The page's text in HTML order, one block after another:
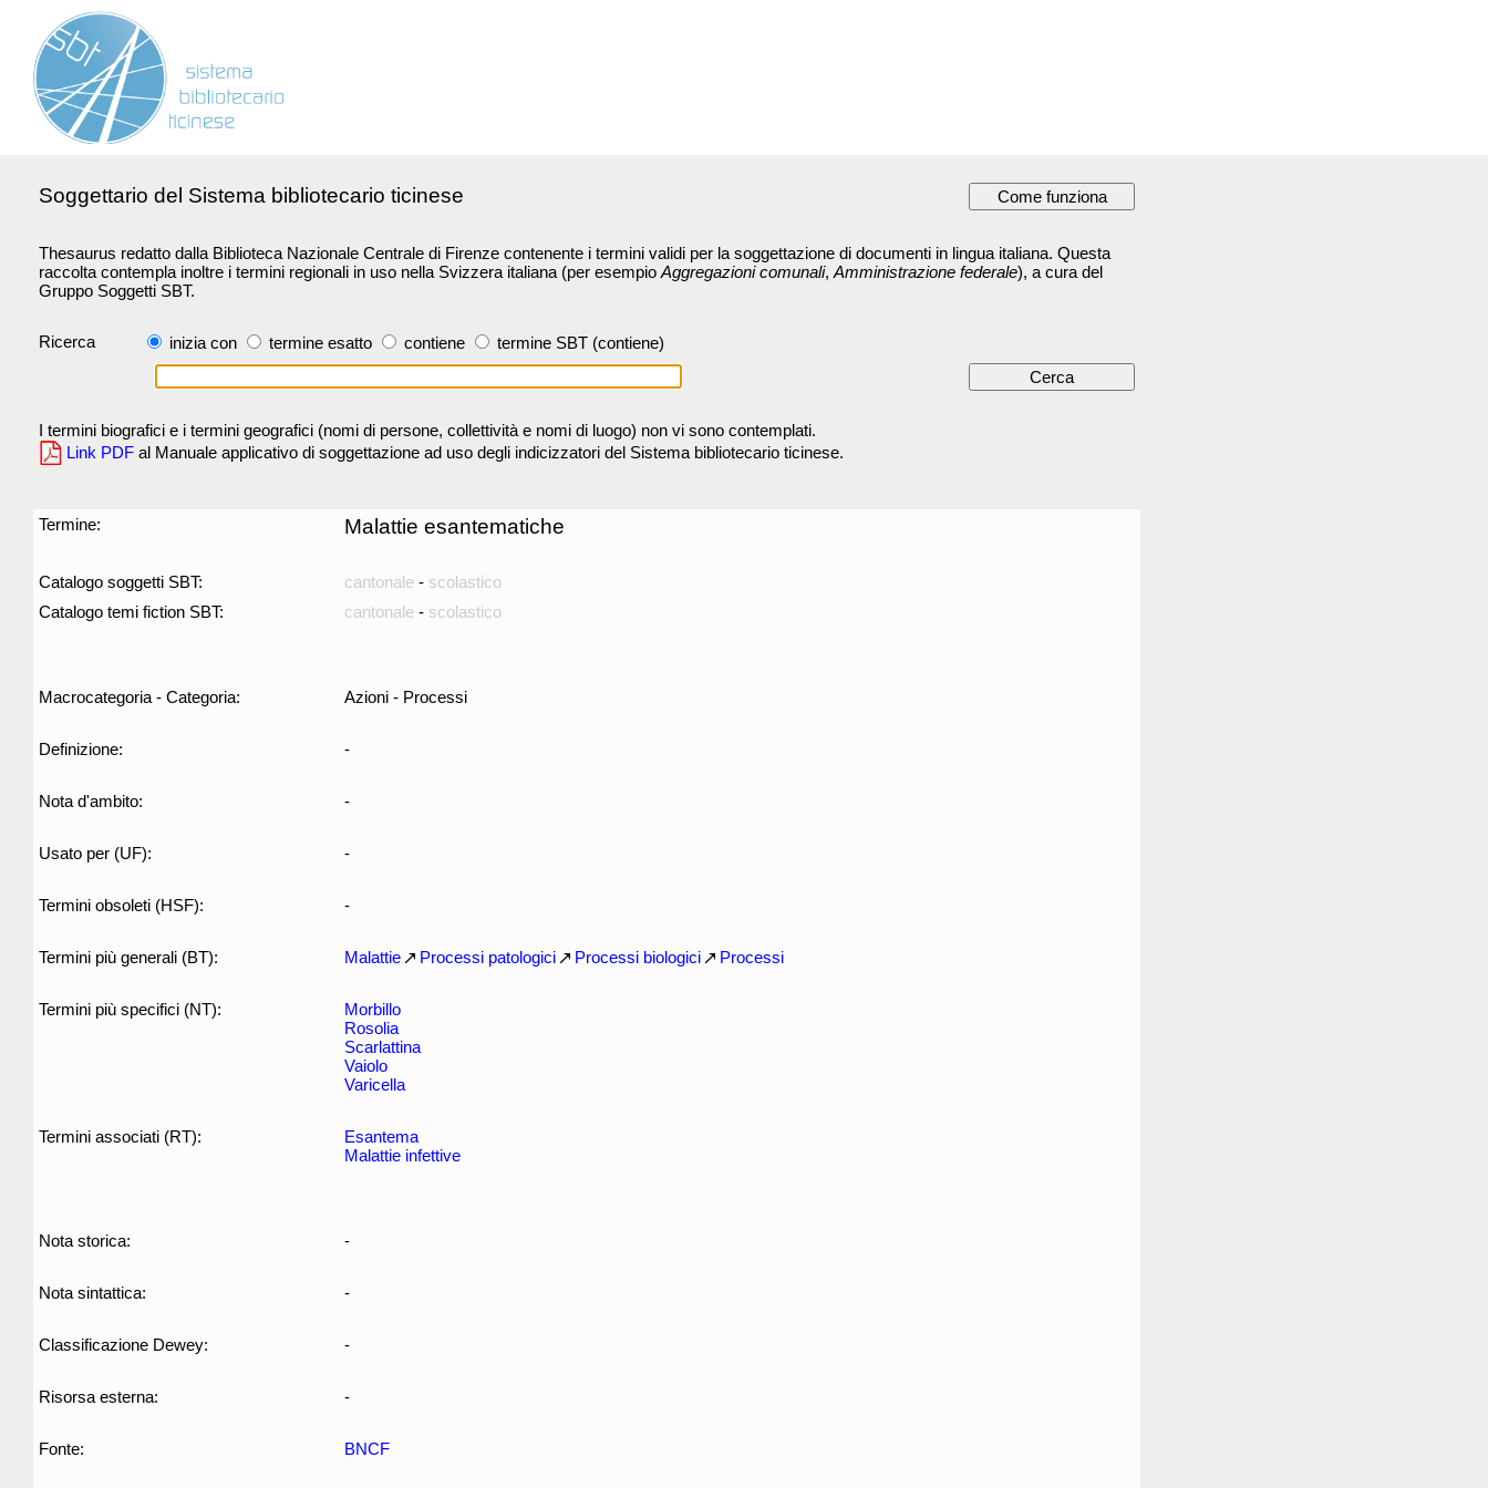
Soggettario del Sistema bibliotecario ticinese
Thesaurus redatto dalla Biblioteca Nazionale Centrale di Firenze contenente i termini validi per la soggettazione di documenti in lingua italiana. Questa
raccolta contempla inoltre i termini regionali in uso nella Svizzera italiana (per esempio Aggregazioni comunali, Amministrazione federale), a cura del
Gruppo Soggetti SBT.
Ricerca inizia con termine esatto contiene termine SBT (contiene)
I termini biografici e i termini geografici (nomi di persone, collettività e nomi di luogo) non vi sono contemplati.
Link PDF al Manuale applicativo di soggettazione ad uso degli indicizzatori del Sistema bibliotecario ticinese.
Termine: Malattie esantematiche
Catalogo soggetti SBT: cantonale - scolastico
Catalogo temi fiction SBT:
cantonale - scolastico
Macrocategoria - Categoria: Azioni - Processi
Definizione: -
Nota d'ambito: -
Usato per (UF): -
Termini obsoleti (HSF): -
Termini più generali (BT): Malattie Processi patologici Processi biologici Processi
Termini più specifici (NT):
Morbillo
Rosolia
Scarlattina
Vaiolo
Varicella
Termini associati (RT):
Esantema
Malattie infettive
Nota storica: -
Nota sintattica: -
Classificazione Dewey: -
Risorsa esterna: -
Fonte: BNCF